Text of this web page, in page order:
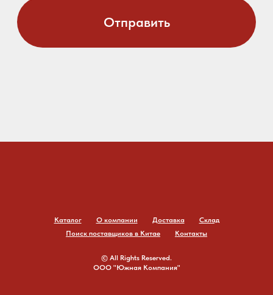
Каталог О компании Доставка
Склад
Поиск поставщиков в Китае
Контакты
© All Rights Reserved.
ООО "Южная Компания"